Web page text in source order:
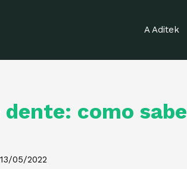
A Aditek
dente: como
13/05/2022